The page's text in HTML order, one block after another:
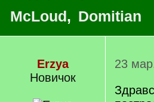
McLoud, Domitian
Erzya
Новичок
23